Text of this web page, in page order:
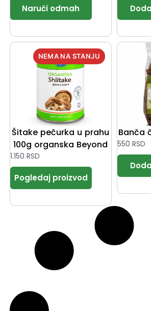
Šitake pečurka u prahu
100g organska Beyond
1.150 RSD
Banča
550 RSD